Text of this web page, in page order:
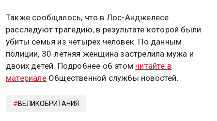
Также сообщалось, что в Лос-Анджелесе
расследуют трагедию, в результате которой были
убиты семья из четырех человек. По данным
полиции, 30-летняя женщина застрелила мужа и
двоих детей. Подробнее об этом читайте в
материалеОбщественной службы новостей.
ВЕЛИКОБРИТАНИЯ